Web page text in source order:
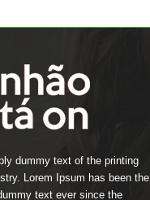
dummy text of the printing
Lorem Ipsum has been the
text ever since the